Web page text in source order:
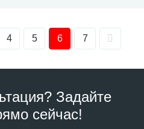
4 5 6 7
Задайте
сейчас!